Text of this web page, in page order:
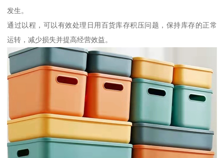
发生。
通过以程，可以有效处理日用百货库存积压问题，保持库存的正常
运转，减少损失并提高经营效益。